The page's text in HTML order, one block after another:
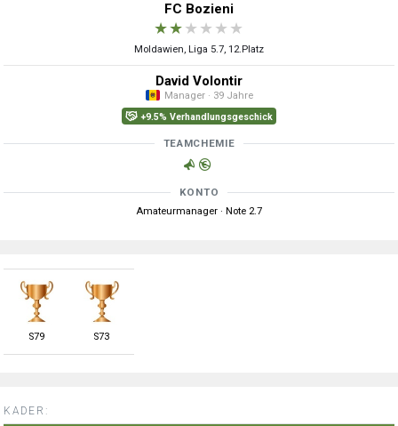
FC Bozieni
★★★ ★ ★ ★
Moldawien, Liga 5.7, 12.Platz
David Volontir
Manager · 39 Jahre
+9.5% Verhandlungsgeschick
TEAMCHEMIE
KONTO
Amateurmanager · Note 2.7
S79 S73
KADER: